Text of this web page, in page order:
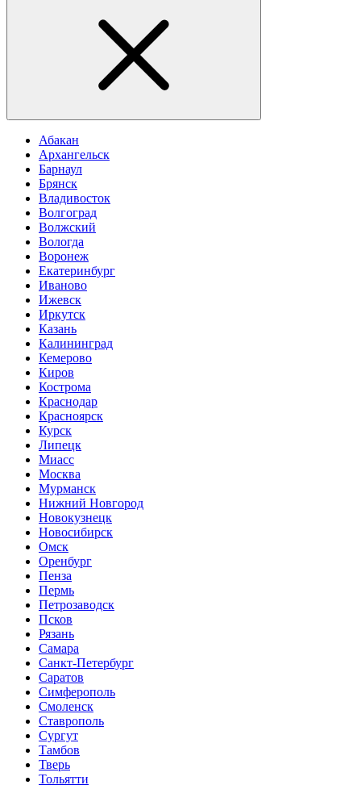
Абакан
Архангельск
Барнаул
Брянск
Владивосток
Волгоград
Волжский
Вологда
Воронеж
Екатеринбург
Иваново
Ижевск
Иркутск
Казань
Калининград
Кемерово
Киров
Кострома
Краснодар
Красноярск
Курск
Липецк
Миасс
Москва
Мурманск
Нижний Новгород
Новокузнецк
Новосибирск
Омск
Оренбург
Пенза
Пермь
Петрозаводск
Псков
Рязань
Самара
Санкт-Петербург
Саратов
Симферополь
Смоленск
Ставрополь
Сургут
Тамбов
Тверь
Тольятти